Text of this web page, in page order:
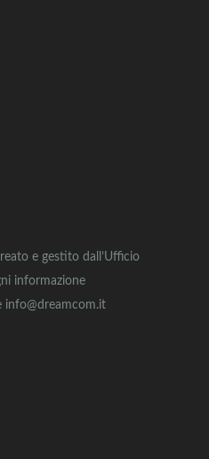
e gestito dall’Ufficio
informazione
info@dreamcom.it